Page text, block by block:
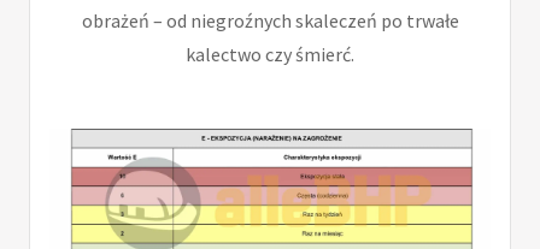
obrażeń – od niegroźnych skaleczeń po trwałe
kalectwo czy śmierć.